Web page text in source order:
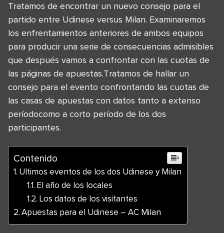
Tratamos de encontrar un nuevo consejo para el
partido entre Udinese versus Milan. Examinaremos
los enfrentamientos anteriores de ambos equipos
para producir una serie de consecuencias admisibles
que después vamos a confrontar con las cuotas de
las páginas de apuestas.Tratamos de hallar un
consejo para el evento confrontando las cuotas de
las casas de apuestas con datos tanto a extenso
períodocomo a corto período de los dos
participantes.
Contenido
Ultimos eventos de los dos Udinese y Milan
El año de los locales
Los datos de los visitantes
Apuestas para el Udinese – AC Milan